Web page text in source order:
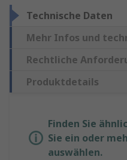
Technische Daten
Mehr Infos und
Rechtliche
Produktdetails
Finden Sie
Sie ein oder
auswählen.